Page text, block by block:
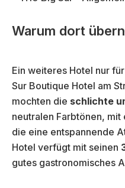
Warum dort
Ein weiteres Hotel nur
Sur Boutique Hotel am
mochten die schlichte
neutralen Farbtönen,
die eine entspannende
Hotel verfügt mit seinen
gutes gastronomisches